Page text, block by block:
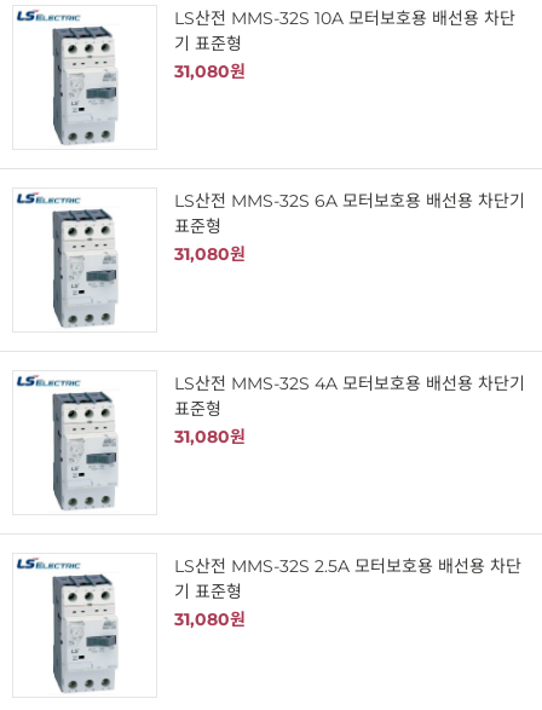
LS산전 MMS-32S 10A 모터보호용 배선용 차단
기 표준형
31,080원
LS산전 MMS-32S 6A 모터보호용 배선용 차단기
표준형
31,080원
LS산전 MMS-32S 4A 모터보호용 배선용 차단기
표준형
31,080원
LS산전 MMS-32S 2.5A 모터보호용 배선용 차단
기 표준형
31,080원